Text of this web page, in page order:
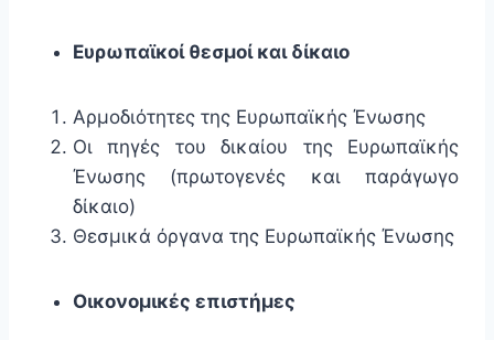
Ευρωπαϊκοί θεσμοί και δίκαιο
Αρμοδιότητες της Ευρωπαϊκής Ένωσης
Οι πηγές του δικαίου της Ευρωπαϊκής
Ένωσης (πρωτογενές και παράγωγο
δίκαιο)
Θεσμικά όργανα της Ευρωπαϊκής Ένωσης
Οικονομικές επιστήμες